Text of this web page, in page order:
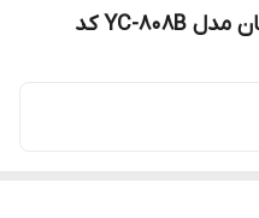
اجاق گاز و بخاری سفری یان چان مدل YC-808B کد